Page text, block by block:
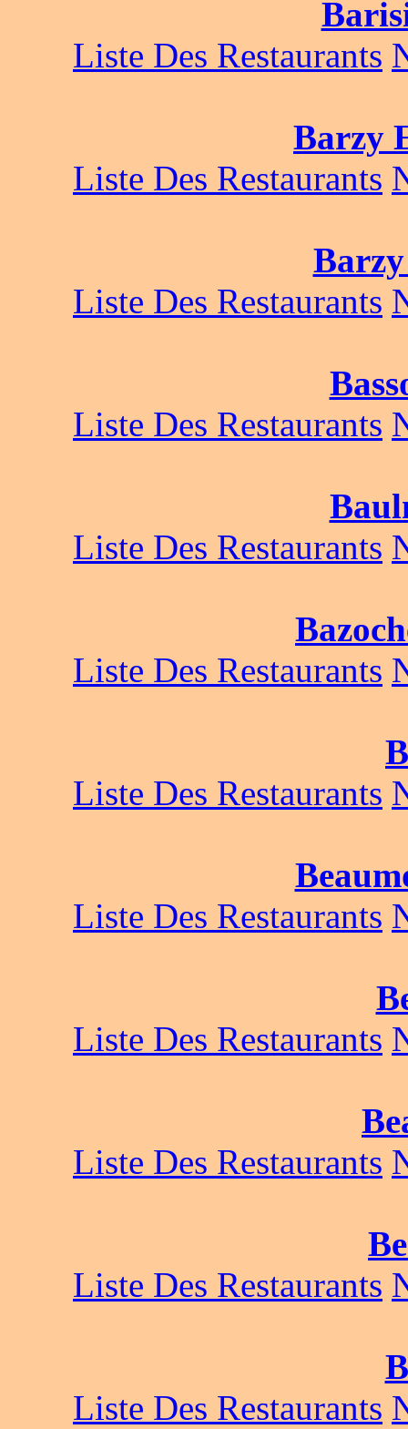
Liste Des Restaurants
Barzy
Liste Des Restaurants
Liste Des Restaurants
Liste Des Restaurants
Liste Des Restaurants
Liste Des Restaurants
Liste Des Restaurants
Liste Des Restaurants
Liste Des Restaurants
Liste Des Restaurants
Liste Des Restaurants
Liste Des Restaurants